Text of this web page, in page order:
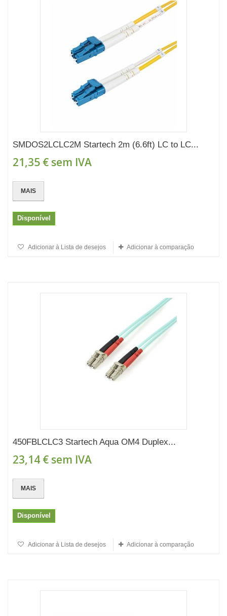
SMDOS2LCLC2M Startech 2m (6.6ft) LC to LC...
21,35 € sem IVA
MAIS
Disponível
Adicionar à Lista de desejos Adicionar à comparação
450FBLCLC3 Startech Aqua OM4 Duplex...
23,14 € sem IVA
MAIS
Disponível
Adicionar à Lista de desejos Adicionar à comparação